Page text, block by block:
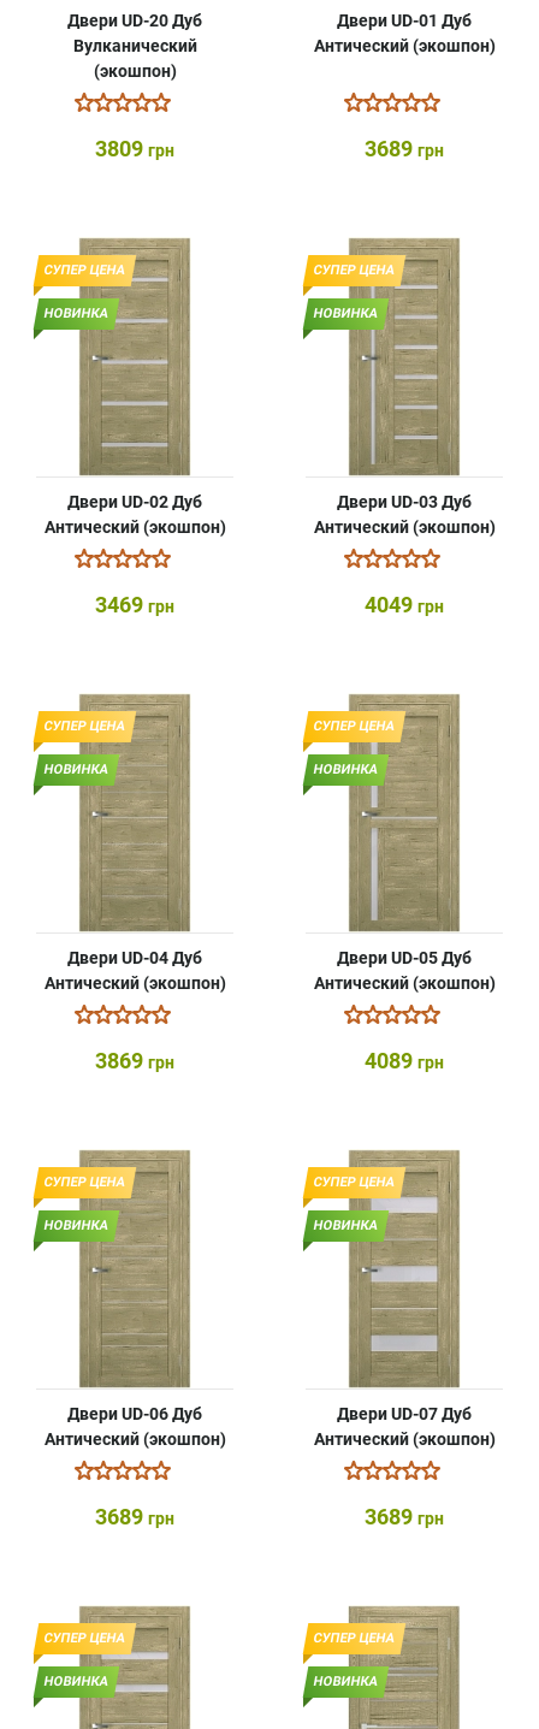
Двери UD-20 Дуб
Вулканический
(экошпон)
3809 грн
Двери UD-01 Дуб
Антический (экошпон)
3689 грн
СУПЕР ЦЕНА
НОВИНКА
Двери UD-02 Дуб
Антический (экошпон)
3469 грн
СУПЕР ЦЕНА
НОВИНКА
Двери UD-03 Дуб
Антический (экошпон)
4049 грн
СУПЕР ЦЕНА
НОВИНКА
Двери UD-04 Дуб
Антический (экошпон)
3869 грн
СУПЕР ЦЕНА
НОВИНКА
Двери UD-05 Дуб
Антический (экошпон)
4089 грн
СУПЕР ЦЕНА
НОВИНКА
Двери UD-06 Дуб
Антический (экошпон)
3689 грн
СУПЕР ЦЕНА
НОВИНКА
Двери UD-07 Дуб
Антический (экошпон)
3689 грн
СУПЕР ЦЕНА
НОВИНКА
СУПЕР ЦЕНА
НОВИНКА